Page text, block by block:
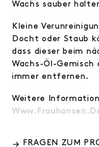
Wachs sauber
Kleine
Docht oder Staub
dass dieser beim
Wachs-Öl-Gemisch
immer entfernen.
Weitere
FRAGEN ZUM